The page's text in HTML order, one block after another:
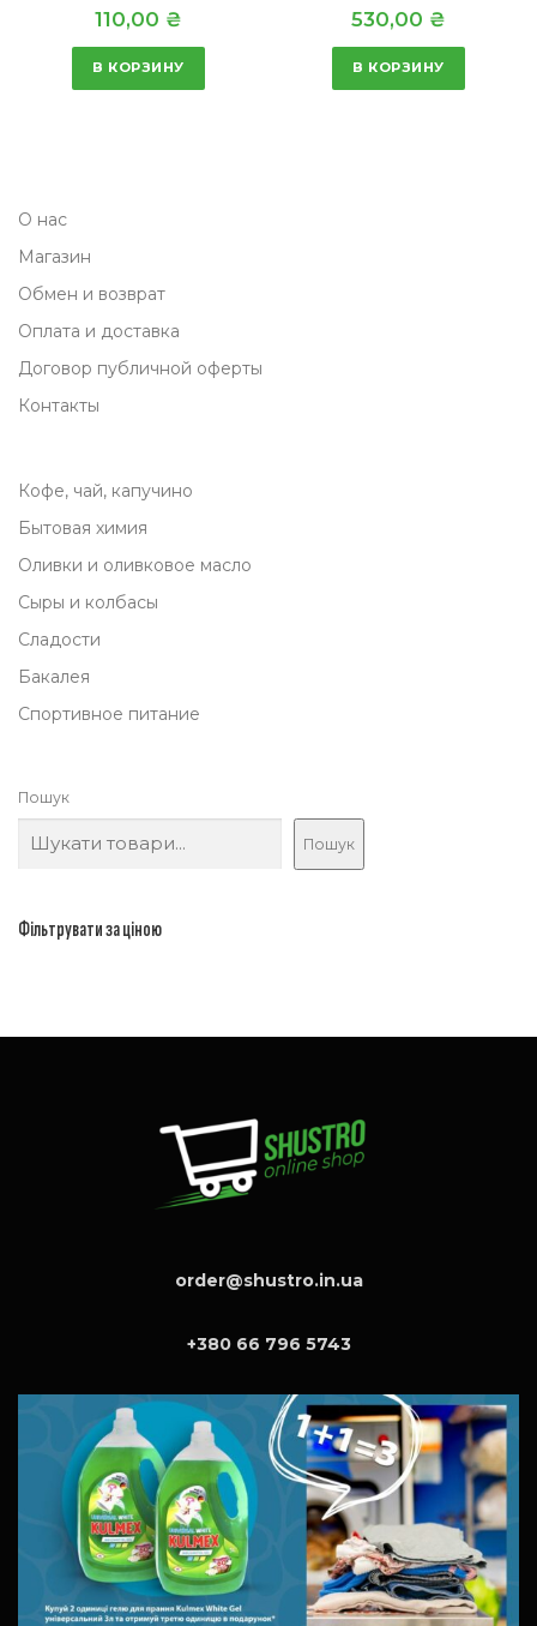
110,00 ₴
В КОРЗИНУ
530,00 ₴
В КОРЗИНУ
О нас
Магазин
Обмен и возврат
Оплата и доставка
Договор публичной оферты
Контакты
Кофе, чай, капучино
Бытовая химия
Оливки и оливковое масло
Сыры и колбасы
Сладости
Бакалея
Спортивное питание
Пошук
Пошук
Фільтрувати за ціною
order@shustro.in.ua
+380 66 796 5743